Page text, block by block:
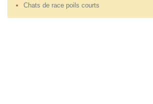
Chats de race poils courts